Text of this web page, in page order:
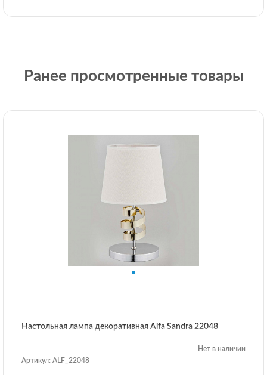
Ранее просмотренные товары
Настольная лампа декоративная Alfa Sandra 22048
Нет в наличии
Артикул: ALF_22048